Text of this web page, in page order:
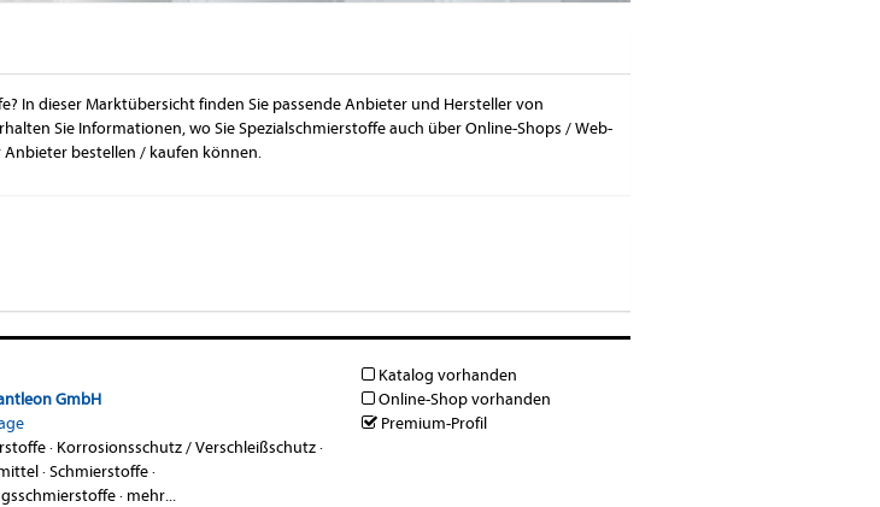
In dieser Marktübersicht finden Sie passende Anbieter und Hersteller von
Sie Informationen, wo Sie Spezialschmierstoffe auch über Online-Shops / Web-
bestellen / kaufen können.
GmbH
· Korrosionsschutz / Verschleißschutz·
·Schmierstoffe·
· mehr...
Katalog vorhanden
Online-Shop vorhanden
Premium-Profil